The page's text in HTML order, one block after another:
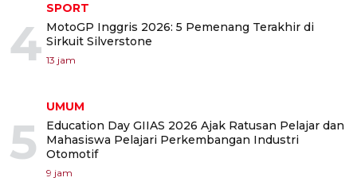
4
SPORT
MotoGP Inggris 2026: 5 Pemenang Terakhir di
Sirkuit Silverstone
13 jam
5
UMUM
Education Day GIIAS 2026 Ajak Ratusan Pelajar dan
Mahasiswa Pelajari Perkembangan Industri
Otomotif
9 jam